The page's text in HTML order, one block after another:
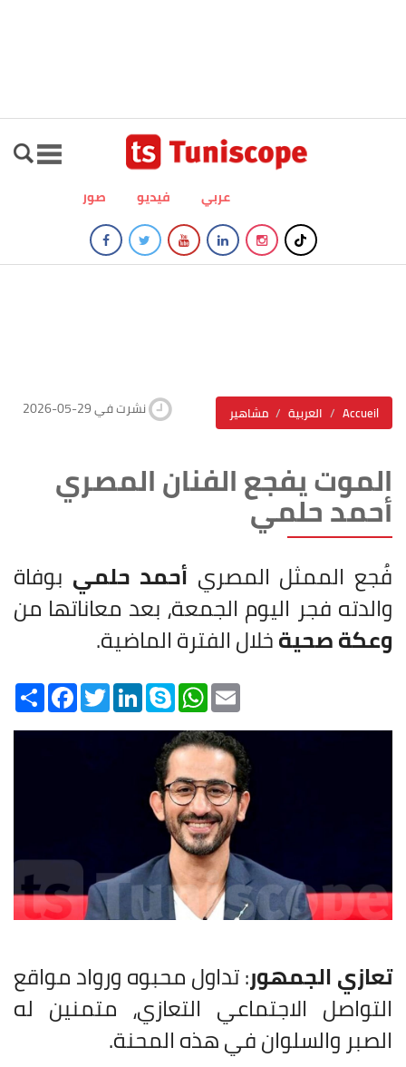
صور فيديو عربي
مشاهير العربية Accueil 2026-05-29 نشرت في
الموت يفجع الفنان المصري
أحمد حلمي
فُجع الممثل المصري أحمد حلمي بوفاة
والدته فجر اليوم الجمعة، بعد معاناتها من
وعكة صحيةخلال الفترة الماضية.
Share
FacebookTwitterLinkedInSkype
WhatsAppEmail
تعازي الجمهور: تداول محبوه ورواد مواقع
التواصل الاجتماعي التعازي، متمنين له
الصبر والسلوان في هذه المحنة.